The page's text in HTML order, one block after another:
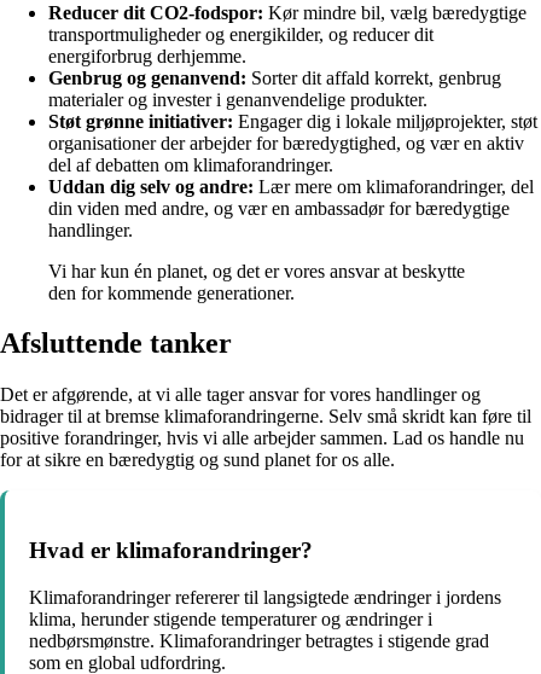
Reducer dit CO2-fodspor: Kør mindre bil, vælg bæredygtige
transportmuligheder og energikilder, og reducer dit
energiforbrug derhjemme.
Genbrug og genanvend: Sorter dit affald korrekt, genbrug
materialer og invester i genanvendelige produkter.
Støt grønne initiativer: Engager dig i lokale miljøprojekter, støt
organisationer der arbejder for bæredygtighed, og vær en aktiv
del af debatten om klimaforandringer.
Uddan dig selv og andre: Lær mere om klimaforandringer, del
din viden med andre, og vær en ambassadør for bæredygtige
handlinger.
Vi har kun én planet, og det er vores ansvar at beskytte
den for kommende generationer.
Afsluttende tanker
Det er afgørende, at vi alle tager ansvar for vores handlinger og
bidrager til at bremse klimaforandringerne. Selv små skridt kan føre til
positive forandringer, hvis vi alle arbejder sammen. Lad os handle nu
for at sikre en bæredygtig og sund planet for os alle.
Hvad er klimaforandringer?
Klimaforandringer refererer til langsigtede ændringer i jordens
klima, herunder stigende temperaturer og ændringer i
nedbørsmønstre. Klimaforandringer betragtes i stigende grad
som en global udfordring.